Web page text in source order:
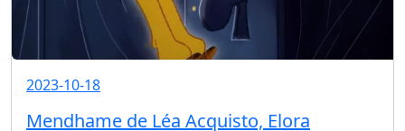
2023-10-18
Mendhame de Léa Acquisto, Elora